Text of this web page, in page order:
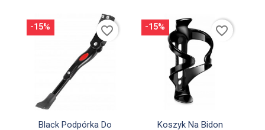
Szybki podgląd
Black Podpórka Do
-15% favorite_border
Szybki podgląd
Koszyk Na Bidon
-15% favorite_border